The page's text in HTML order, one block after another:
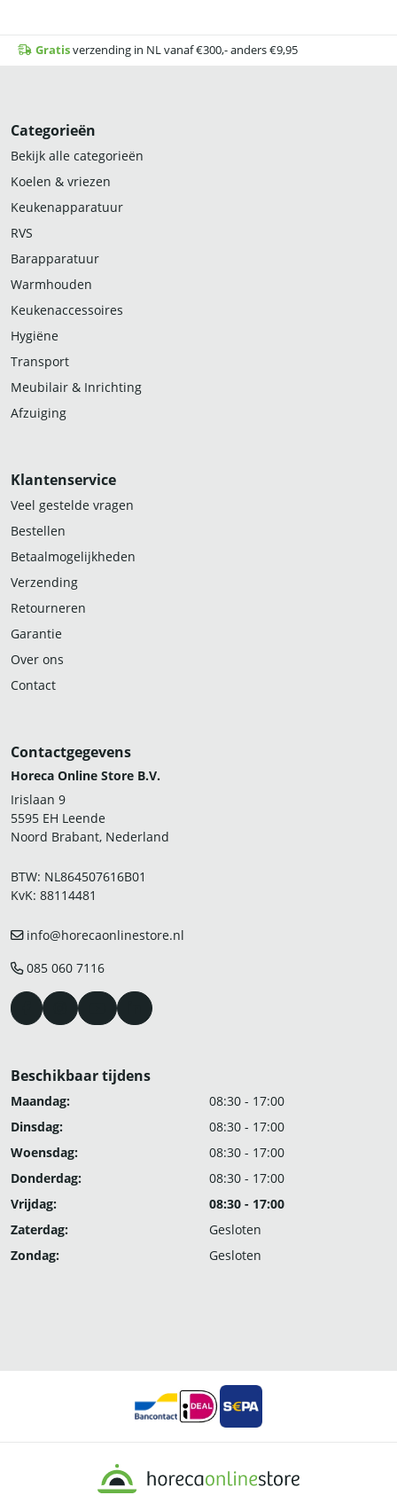
Gratisverzending in NL vanaf €300,- anders €9,95
Categorieën
Bekijk alle categorieën
Koelen & vriezen
Keukenapparatuur
RVS
Barapparatuur
Warmhouden
Keukenaccessoires
Hygiëne
Transport
Meubilair & Inrichting
Afzuiging
Klantenservice
Veel gestelde vragen
Bestellen
Betaalmogelijkheden
Verzending
Retourneren
Garantie
Over ons
Contact
Contactgegevens
Horeca Online Store B.V.
Irislaan 9
5595 EH Leende
Noord Brabant, Nederland
BTW: NL864507616B01
KvK: 88114481
info@horecaonlinestore.nl
085 060 7116
Beschikbaar tijdens
Maandag:
08:30 - 17:00
Dinsdag:
08:30 - 17:00
Woensdag:
08:30 - 17:00
Donderdag:
08:30 - 17:00
Vrijdag:
08:30 - 17:00
Zaterdag:
Gesloten
Zondag:
Gesloten